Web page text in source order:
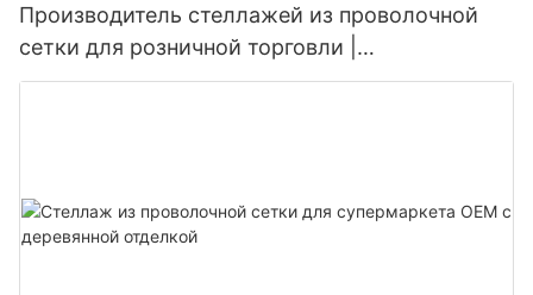
Производитель стеллажей из проволочной
сетки для розничной торговли |
Индивидуальные решения для оформления